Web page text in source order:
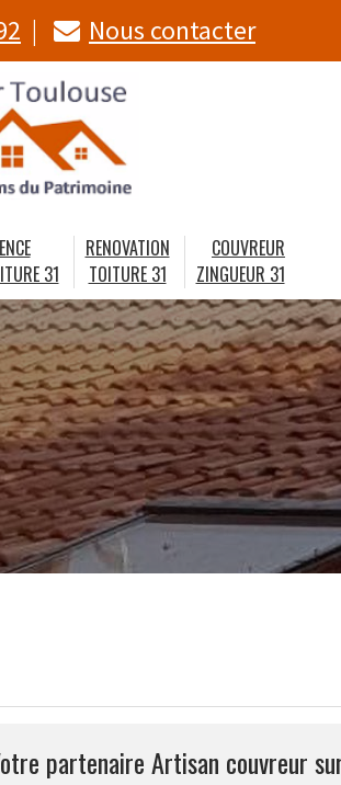
Nous contacter
31
RENOVATION
TOITURE 31
COUVREUR
ZINGUEUR 31
partenaire Artisan couvreur